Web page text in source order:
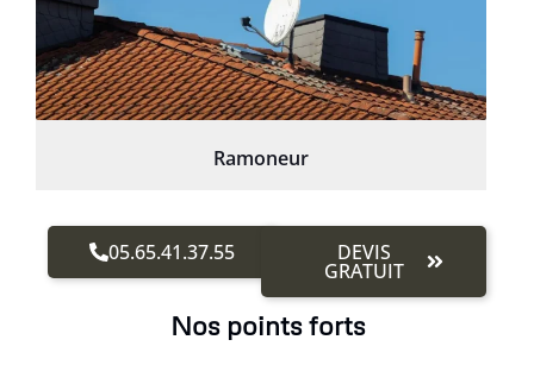
Ramoneur
05.65.41.37.55 DEVIS
GRATUIT
Nos points forts